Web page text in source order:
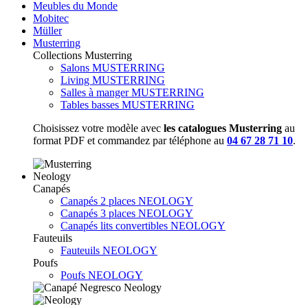
Meubles du Monde
Mobitec
Müller
Musterring
Collections Musterring
Salons MUSTERRING
Living MUSTERRING
Salles à manger MUSTERRING
Tables basses MUSTERRING
Choisissez votre modèle avec les catalogues Musterring au
format PDF et commandez par téléphone au 04 67 28 71 10.
Neology
Canapés
Canapés 2 places NEOLOGY
Canapés 3 places NEOLOGY
Canapés lits convertibles NEOLOGY
Fauteuils
Fauteuils NEOLOGY
Poufs
Poufs NEOLOGY